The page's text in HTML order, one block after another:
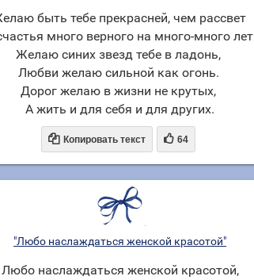
быть тебе прекрасней, чем рассвет
много верного на много-много лет
Желаю синих звезд тебе в ладонь,
Любви желаю сильной как огонь.
Дорог желаю в жизни не крутых,
А жить и для себя и для других.
 Копировать текст  64
"Любо наслаждаться женской красотой"
Любо наслаждаться женской красотой,